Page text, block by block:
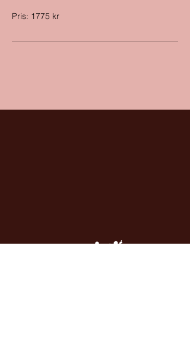
Pris: 1775 kr